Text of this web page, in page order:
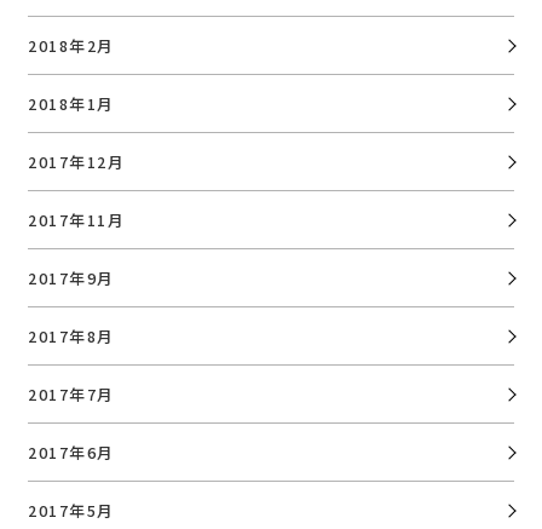
2018年2月
2018年1月
2017年12月
2017年11月
2017年9月
2017年8月
2017年7月
2017年6月
2017年5月